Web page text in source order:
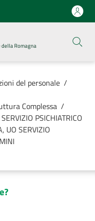
della Romagna
del personale /
Complessa /
PSICHIATRICO
UO SERVIZIO